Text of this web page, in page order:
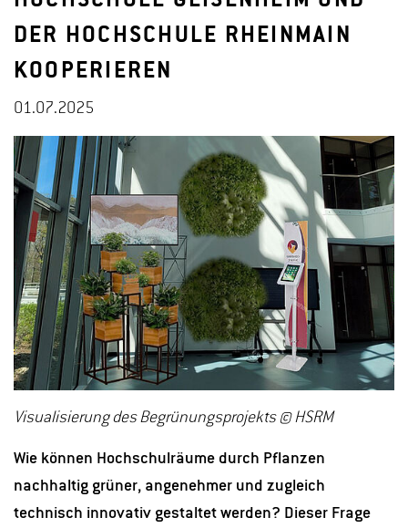
DER HOCHSCHULE RHEINMAIN
KOOPERIEREN
01.07.2025
Visualisierung des Begrünungsprojekts © HSRM
Wie können Hochschulräume durch Pflanzen
nachhaltig grüner, angenehmer und zugleich
technisch innovativ gestaltet werden? Dieser Frage